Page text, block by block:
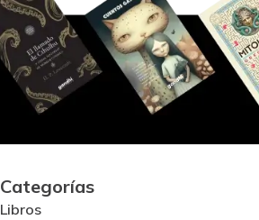
Categorías
Libros